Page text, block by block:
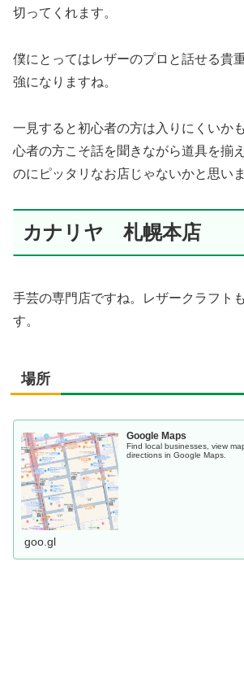
切ってくれます。
僕にとってはレザーのプロと話せる貴
強になりますね。
一見すると初心者の方は入りにくいか
心者の方こそ話を聞きながら道具を揃
のにピッタリなお店じゃないかと思いま
カナリヤ 札幌本店
手芸の専門店ですね。レザークラフト
す。
場所
Google Maps
Find local businesses, view
directions in Google Maps.
goo.gl